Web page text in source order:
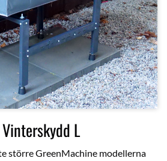
L
större GreenMachine modellerna